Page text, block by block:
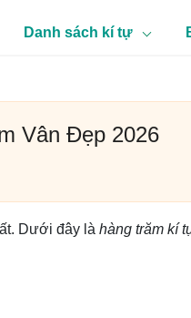
Danh sách kí tự
Vân Đẹp 2026
Dưới đây là hàng trăm kí